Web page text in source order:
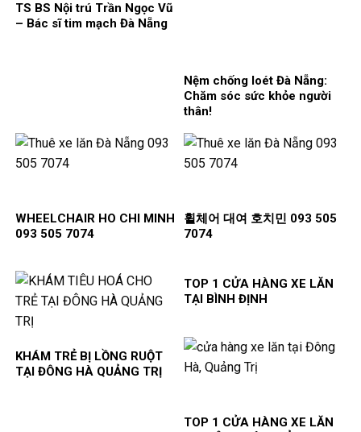
TS BS Nội trú Trần Ngọc Vũ
– Bác sĩ tim mạch Đà Nẵng
Nệm chống loét Đà Nẵng:
Chăm sóc sức khỏe người
thân!
WHEELCHAIR HO CHI MINH
093 505 7074
휠체어 대여 호치민 093 505
7074
KHÁM TRẺ BỊ LỒNG RUỘT
TẠI ĐÔNG HÀ QUẢNG TRỊ
TOP 1 CỬA HÀNG XE LĂN
TẠI BÌNH ĐỊNH
TOP 1 CỬA HÀNG XE LĂN